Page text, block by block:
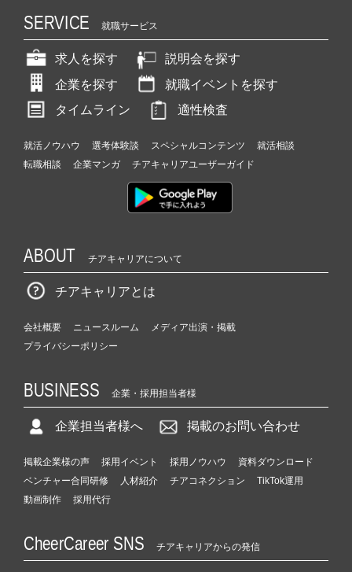
SERVICE 就職サービス
求人を探す
説明会を探す
企業を探す
就職イベントを探す
タイムライン
適性検査
就活ノウハウ 選考体験談 スペシャルコンテンツ
就活相談
転職相談
企業マンガ チアキャリアユーザーガイド
ABOUT チアキャリアについて
チアキャリアとは
会社概要 ニュースルーム
メディア出演・掲載
プライバシーポリシー
BUSINESS 企業・採用担当者様
企業担当者様へ 掲載のお問い合わせ
掲載企業様の声 採用イベント 採用ノウハウ
資料ダウンロード
ベンチャー合同研修
人材紹介 チアコネクション
TikTok運用
動画制作
採用代行
CheerCareer SNS チアキャリアからの発信